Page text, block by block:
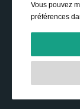
Vous pouvez
préférences